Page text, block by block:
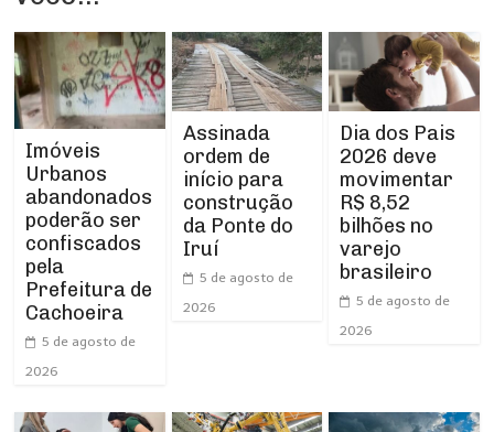
Imóveis
Urbanos
abandonados
poderão ser
confiscados
pela
Prefeitura de
Cachoeira
5 de agosto de
2026
Assinada
ordem de
início para
construção
da Ponte do
Iruí
5 de agosto de
2026
Dia dos Pais
2026 deve
movimentar
R$ 8,52
bilhões no
varejo
brasileiro
5 de agosto de
2026